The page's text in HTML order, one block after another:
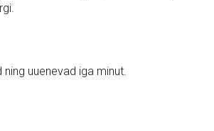
uuenevad iga minut.